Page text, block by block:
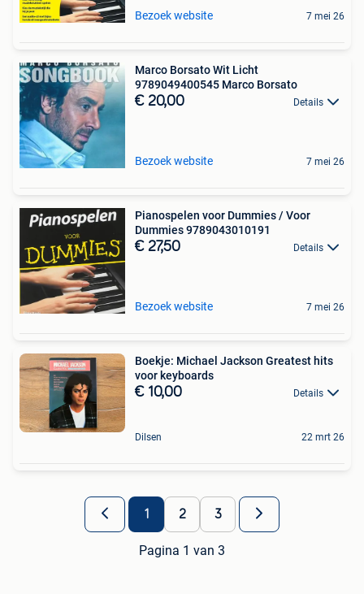
Bezoek website 7 mei 26
Marco Borsato Wit Licht
9789049400545 Marco Borsato
€ 20,00 Details
Bezoek website 7 mei 26
Pianospelen voor Dummies / Voor
Dummies 9789043010191
€ 27,50 Details
Bezoek website 7 mei 26
Boekje: Michael Jackson Greatest hits
voor keyboards
€ 10,00 Details
Dilsen 22 mrt 26
1 2 3
Pagina 1 van 3